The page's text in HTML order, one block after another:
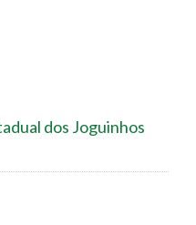
dos Joguinhos